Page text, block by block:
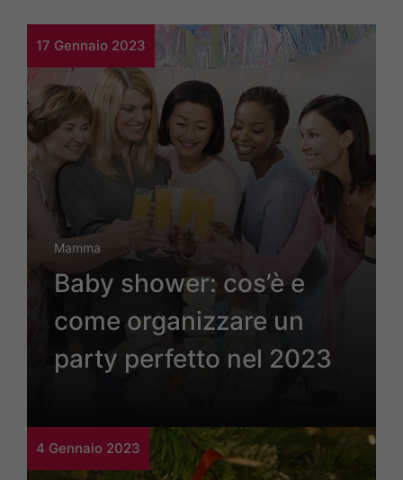
17 Gennaio 2023
Mamma
Baby shower: cos’è e
come organizzare un
party perfetto nel 2023
4 Gennaio 2023